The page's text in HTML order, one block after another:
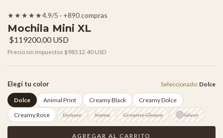
★★★★★4.9/5 · +890 compras
Mochila Mini XL
$119200.00 USD
Precio sin impuestos $98512.40 USD
Elegí tu color Seleccionado: Dolce
Dolce Animal Print Creamy Black
Creamy Dolce
Creamy Rose
Deluxe Roma Creamy Choco Silver